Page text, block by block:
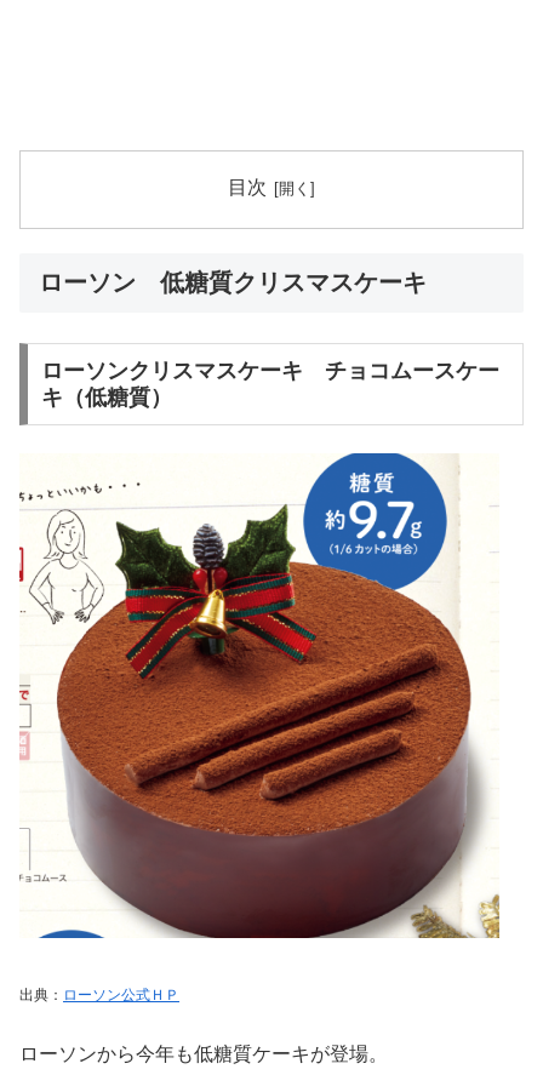
目次
ローソン 低糖質クリスマスケーキ
ローソンクリスマスケーキ チョコムースケー
キ（低糖質）
出典： ローソン公式ＨＰ
ローソンから今年も低糖質ケーキが登場。